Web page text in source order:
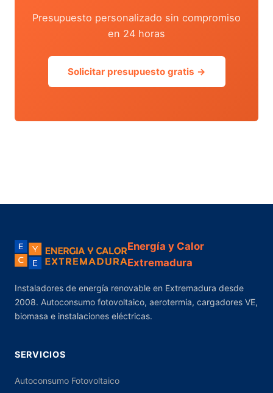
Presupuesto personalizado sin compromiso
en 24 horas
Solicitar presupuesto gratis →
Energía y Calor
Extremadura
Instaladores de energía renovable en Extremadura desde
2008. Autoconsumo fotovoltaico, aerotermia, cargadores VE,
biomasa e instalaciones eléctricas.
SERVICIOS
Autoconsumo Fotovoltaico